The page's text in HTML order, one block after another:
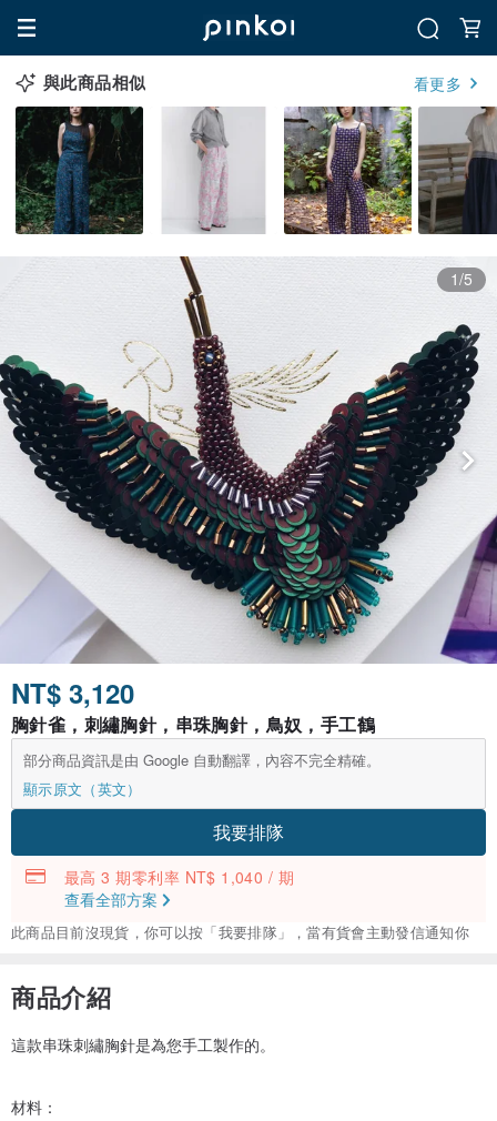
與此商品相似 看更多
1/5
NT$ 3,120
胸針雀，刺繡胸針，串珠胸針，鳥奴，手工鶴
部分商品資訊是由 Google 自動翻譯，內容不完全精確。
顯示原文（英文）
我要排隊
最高 3 期零利率 NT$ 1,040 / 期
查看全部方案
此商品目前沒現貨，你可以按「我要排隊」，當有貨會主動發信通知你
商品介紹
這款串珠刺繡胸針是為您手工製作的。
材料：